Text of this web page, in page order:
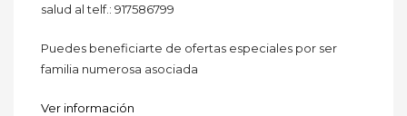
salud al telf.: 917586799
Puedes beneficiarte de ofertas especiales por ser
familia numerosa asociada
Ver información